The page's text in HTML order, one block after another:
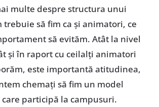
multe despre structura unui
trebuie să fim ca și animatori, ce
să evităm. Atât la nivel
și în raport cu ceilalți animatori
este importantă atitudinea,
chemați să fim un model
participă la campusuri.